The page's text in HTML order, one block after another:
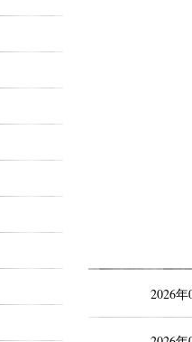
2026